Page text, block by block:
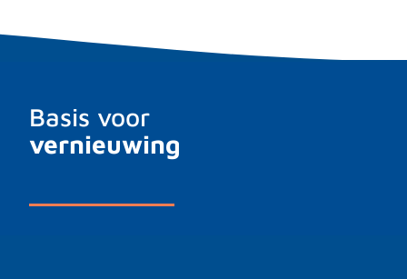
Basis voor
vernieuwing